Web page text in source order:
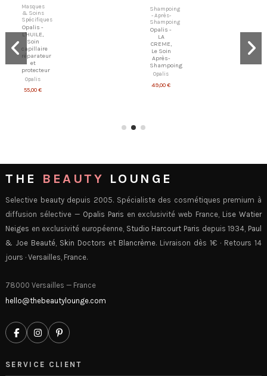
Masques
& Soins
Spécifiques
Opalis -
L'HUILE,
Soin
capillaire
réparateur
et
protecteur
Opalis
55,00 €
Shampoing
- Après-
Shampoing
Opalis -
CREME,
Le Soin
Après-
Shampoing
Opalis
49,00 €
THE BEAUTY LOUNGE
Selective beauty depuis 2005. Spécialiste des cosmétiques premium à
diffusion sélective — Opalis Paris en exclusivité web France, Lise Watier
Neiges en exclusivité européenne, Studio Harcourt Paris depuis 1934, Paul
& Joe Beauté, Skin Doctors et Blancrème. Livraison dès 1€ · Retours 14
jours · Versailles, France.
78000 Versailles — France
hello@thebeautylounge.com
SERVICE CLIENT